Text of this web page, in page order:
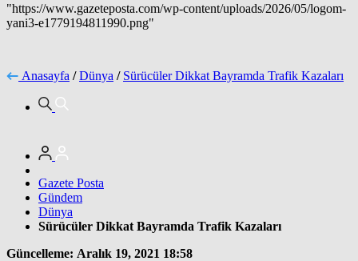
"https://www.gazeteposta.com/wp-content/uploads/2026/05/logom-
yani3-e1779194811990.png"
Anasayfa / Dünya / Sürücüler Dikkat Bayramda Trafik Kazaları
Gazete Posta
Gündem
Dünya
Sürücüler Dikkat Bayramda Trafik Kazaları
Güncelleme: Aralık 19, 2021 18:58